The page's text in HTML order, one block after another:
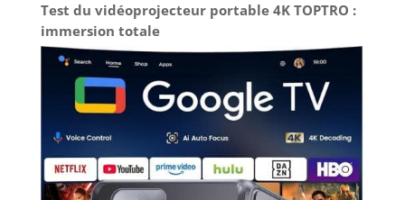
Test du vidéoprojecteur portable 4K TOPTRO :
immersion totale